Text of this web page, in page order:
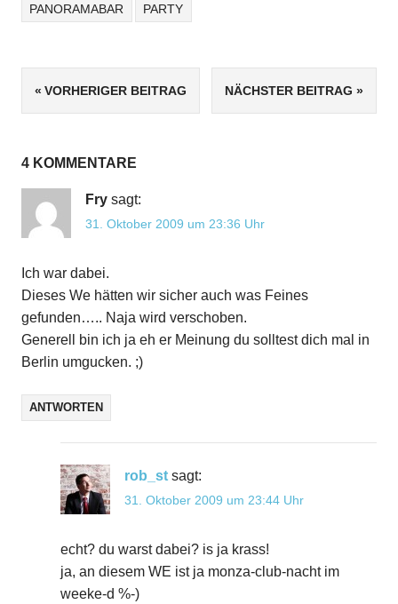
PANORAMABAR PARTY
Beitrags-
VORHERIGER BEITRAG NÄCHSTER BEITRAG
4 KOMMENTARE
Fry sagt:
31. Oktober 2009 um 23:36 Uhr
Ich war dabei.
Dieses We hätten wir sicher auch was Feines
gefunden….. Naja wird verschoben.
Generell bin ich ja eh er Meinung du solltest dich mal in
Berlin umgucken. ;)
ANTWORTEN
rob_st sagt:
31. Oktober 2009 um 23:44 Uhr
echt? du warst dabei? is ja krass!
ja, an diesem WE ist ja monza-club-nacht im
weeke-d %-)